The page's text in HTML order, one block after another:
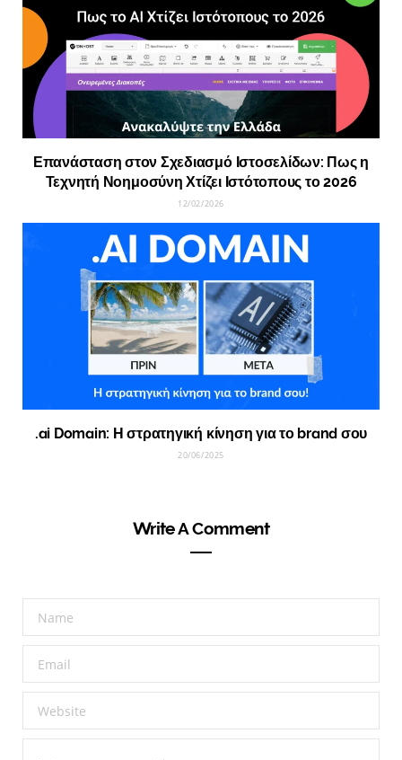
Επανάσταση στον Σχεδιασμό Ιστοσελίδων: Πως η
Τεχνητή Νοημοσύνη Χτίζει Ιστότοπους το 2026
12/02/2026
.ai Domain: Η στρατηγική κίνηση για το brand σου
20/06/2025
Write A Comment